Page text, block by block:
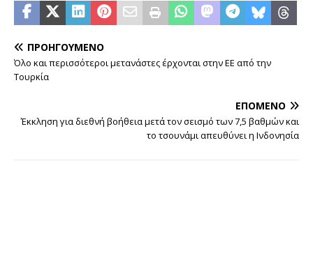
ΠΡΟΗΓΟΎΜΕΝΟ
Όλο και περισσότεροι μετανάστες έρχονται στην ΕΕ από την
Τουρκία
ΕΠΌΜΕΝΟ
Έκκληση για διεθνή βοήθεια μετά τον σεισμό των 7,5 βαθμών και
το τσουνάμι απευθύνει η Ινδονησία